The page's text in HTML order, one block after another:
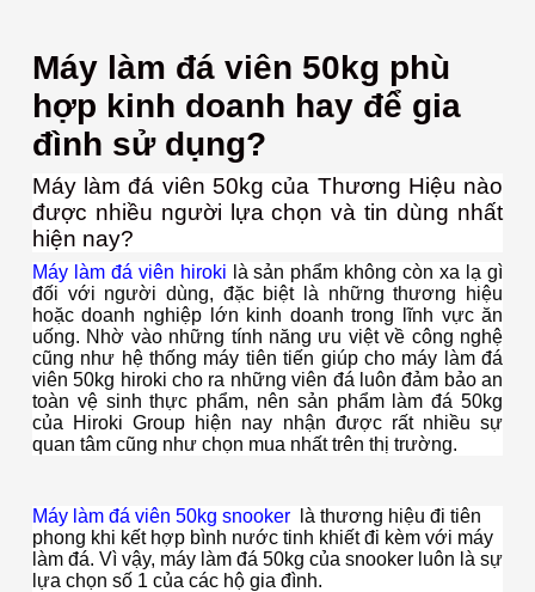
Máy làm đá viên 50kg phù
hợp kinh doanh hay để gia
đình sử dụng?
Máy làm đá viên 50kg của Thương Hiệu nào
được nhiều người lựa chọn và tin dùng nhất
hiện nay?
Máy làm đá viên hiroki là sản phẩm không còn xa lạ gì
đối với người dùng, đặc biệt là những thương hiệu
hoặc doanh nghiệp lớn kinh doanh trong lĩnh vực ăn
uống. Nhờ vào những tính năng ưu việt về công nghệ
cũng như hệ thống máy tiên tiến giúp cho máy làm đá
viên 50kg hiroki cho ra những viên đá luôn đảm bảo an
toàn vệ sinh thực phẩm, nên sản phẩm làm đá 50kg
của Hiroki Group hiện nay nhận được rất nhiều sự
quan tâm cũng như chọn mua nhất trên thị trường.
Máy làm đá viên 50kg snooker
là thương hiệu đi tiên
phong khi kết hợp bình nước tinh khiết đi kèm với máy
làm đá. Vì vậy, máy làm đá 50kg của snooker luôn là sự
lựa chọn số 1 của các hộ gia đình.